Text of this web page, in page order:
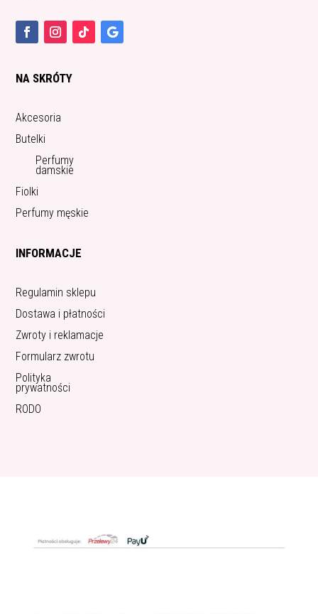
NA SKRÓTY
Akcesoria
Butelki
Perfumy
damskie
Fiolki
Perfumy męskie
INFORMACJE
Regulamin sklepu
Dostawa i płatności
Zwroty i reklamacje
Formularz zwrotu
Polityka
prywatności
RODO